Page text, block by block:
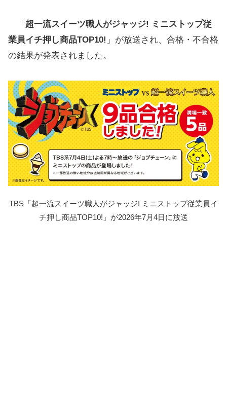
「 超一流スイーツ職人がジャッジ! ミニストップ従
業員イチ押し商品TOP10! 」が放送され、合格・不合格
の結果が発表されました。
TBS「超一流スイーツ職人がジャッジ! ミニストップ従業員イ
チ押し商品TOP10!」が2026年7月4日に放送